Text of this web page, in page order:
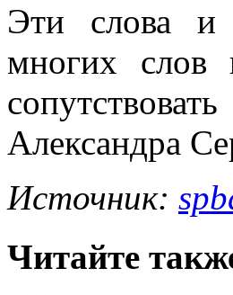
Эти слова и
многих слов
Александра
Источник:
Читайте